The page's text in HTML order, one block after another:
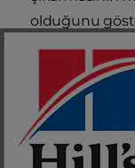
olduğunu
birçok
köpeğiniz
kusma, ishal
ediyorsa bu
olmayabilir.